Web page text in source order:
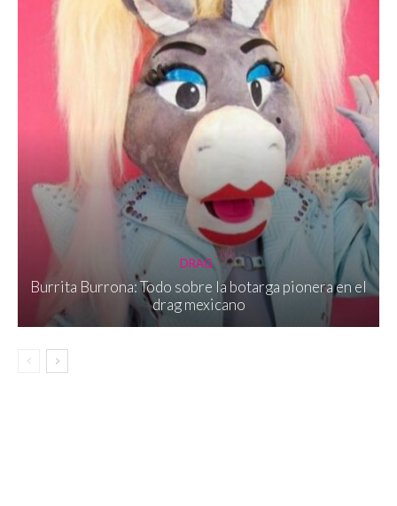
DRAG
Burrita Burrona: Todo sobre la botarga pionera en el
drag mexicano